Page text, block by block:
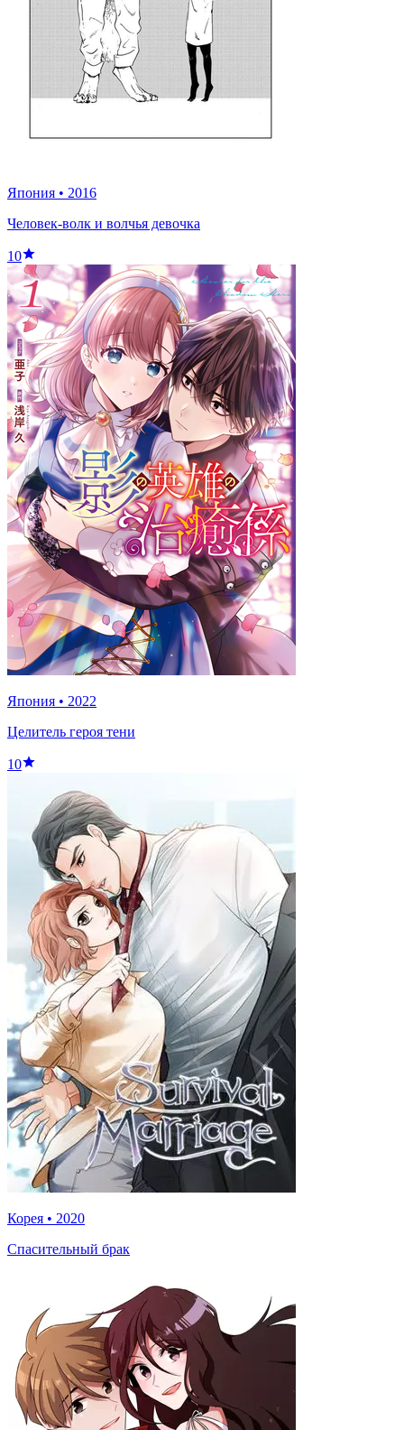
Япония • 2016
Человек-волк и волчья девочка
10
Япония • 2022
Целитель героя тени
10
Корея • 2020
Спасительный брак